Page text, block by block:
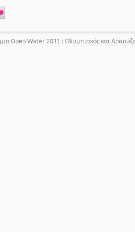
Open Water 2011 : Ολυμπιακός και